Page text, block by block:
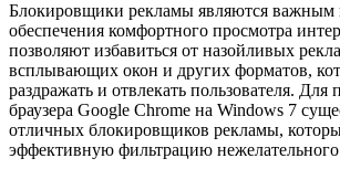
Блокировщики рекламы являются важным
обеспечения комфортного просмотра
позволяют избавиться от назойливых
всплывающих окон и других форматов,
раздражать и отвлекать пользователя. Для
браузера Google Chrome на Windows 7
отличных блокировщиков рекламы,
эффективную фильтрацию нежелательного